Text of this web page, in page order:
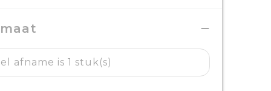
afname is 1 stuk(s)